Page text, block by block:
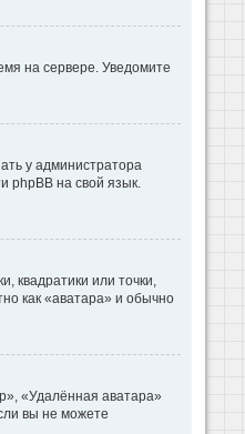
на сервере. Уведомите
у администратора
phpBB на свой язык.
квадратики или точки,
как «аватара» и обычно
«Удалённая аватара»
вы не можете